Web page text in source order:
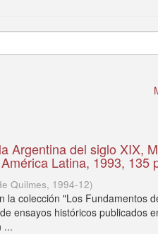
Argentina del siglo XIX,
Latina, 1993, 135
Quilmes, 1994-12)
la colección "Los Fundamentos
ensayos históricos publicados
...